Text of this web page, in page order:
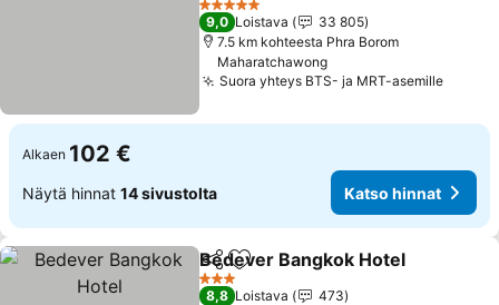
5 Tähtiluokitus
9,0 Loistava
33 805
7.5 km kohteesta Phra Borom
Maharatchawong
Suora yhteys BTS- ja MRT-asemille
Alkaen 102 €
Näytä hinnat 14 sivustolta Katso hinnat
Jaa Lisää suosikkeihin
Bedever Bangkok Hotel
3 Tähtiluokitus
8,8 Loistava
473